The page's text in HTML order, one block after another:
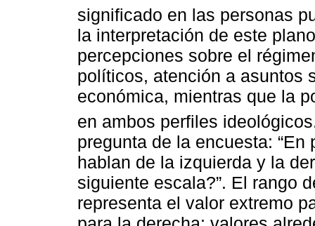
significado en las personas
la interpretación de este
percepciones sobre el
políticos, atención a asuntos
económica, mientras que la
en ambos perfiles
pregunta de la encuesta:
hablan de la izquierda y la
siguiente escala?”. El rango
representa el valor extremo